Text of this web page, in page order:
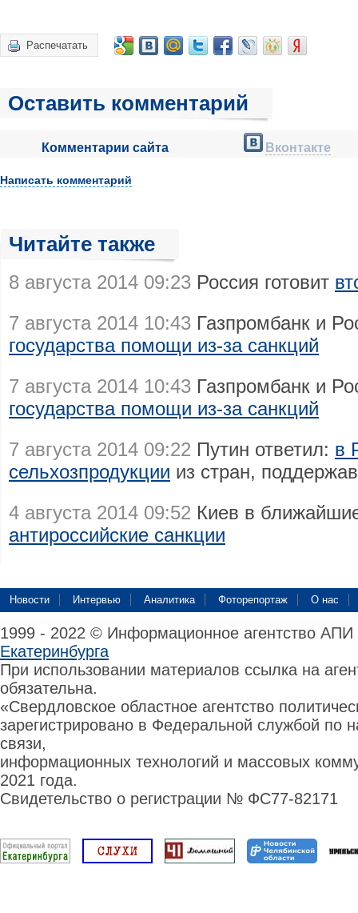
Распечатать
Оставить комментарий
Комментарии сайта Вконтакте
Написать комментарий
Читайте также
8 августа 2014 09:23 Россия готовит
7 августа 2014 10:43 Газпромбанк и
государства помощи из-за санкций
7 августа 2014 10:43 Газпромбанк и
государства помощи из-за санкций
7 августа 2014 09:22 Путин ответил: в
сельхозпродукции из стран,
4 августа 2014 09:52 Киев в
антироссийские санкции
Новости Интервью Аналитика Фоторепортаж О нас
1999 - 2022 © Информационное агентство
Екатеринбурга
При использовании материалов ссылка на
обязательна.
«Свердловское областное агентство
зарегистрировано в Федеральной службой по
связи,
информационных технологий и массовых
2021 года.
Свидетельство о регистрации № ФС77-82171